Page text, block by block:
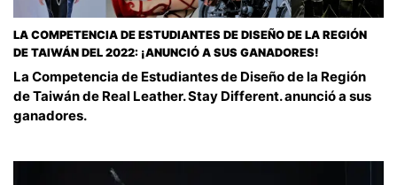
LA COMPETENCIA DE ESTUDIANTES DE DISEÑO DE LA REGIÓN
DE TAIWÁN DEL 2022: ¡ANUNCIÓ A SUS GANADORES!
La Competencia de Estudiantes de Diseño de la Región
de Taiwán de Real Leather. Stay Different. anunció a sus
ganadores.